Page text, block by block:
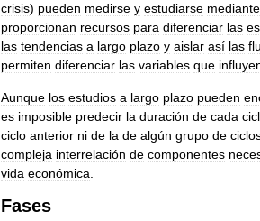
crisis) pueden medirse y estudiarse mediante
proporcionan recursos para diferenciar las
las tendencias a largo plazo y aislar así las
permiten diferenciar las variables que
Aunque los estudios a largo plazo pueden
es imposible predecir la duración de cada
ciclo anterior ni de la de algún grupo de
compleja interrelación de componentes
vida económica
Fases